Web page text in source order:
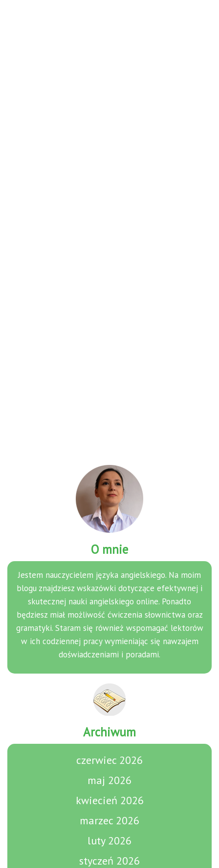
O mnie
Jestem nauczycielem języka angielskiego. Na moim
blogu znajdziesz wskazówki dotyczące efektywnej i
skutecznej nauki angielskiego online. Ponadto
będziesz miał możliwość ćwiczenia słownictwa oraz
gramatyki. Staram się również wspomagać lektorów
w ich codziennej pracy wymieniając się nawzajem
doświadczeniami i poradami.
Archiwum
czerwiec 2026
maj 2026
kwiecień 2026
marzec 2026
luty 2026
styczeń 2026